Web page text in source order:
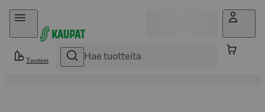
Hyppää sisältöön
Tuotteet